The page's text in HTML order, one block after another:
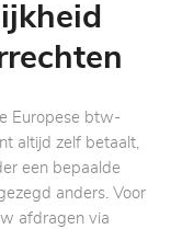
Europese btw-
altijd zelf betaalt,
een bepaalde
anders. Voor
afdragen via